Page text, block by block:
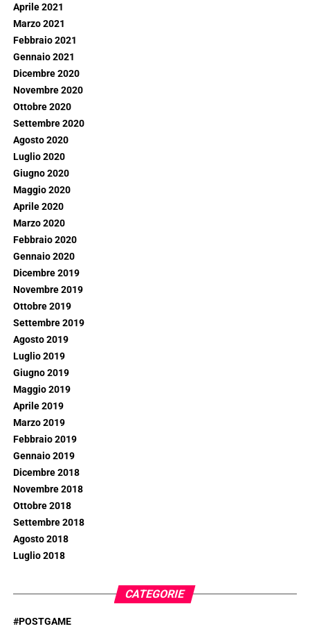
Aprile 2021
Marzo 2021
Febbraio 2021
Gennaio 2021
Dicembre 2020
Novembre 2020
Ottobre 2020
Settembre 2020
Agosto 2020
Luglio 2020
Giugno 2020
Maggio 2020
Aprile 2020
Marzo 2020
Febbraio 2020
Gennaio 2020
Dicembre 2019
Novembre 2019
Ottobre 2019
Settembre 2019
Agosto 2019
Luglio 2019
Giugno 2019
Maggio 2019
Aprile 2019
Marzo 2019
Febbraio 2019
Gennaio 2019
Dicembre 2018
Novembre 2018
Ottobre 2018
Settembre 2018
Agosto 2018
Luglio 2018
CATEGORIE
#POSTGAME